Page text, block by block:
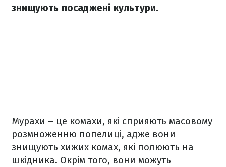
знищують посаджені культури.
Мурахи – це комахи, які сприяють масовому
розмноженню попелиці, адже вони
знищують хижих комах, які полюють на
шкідника. Окрім того, вони можуть